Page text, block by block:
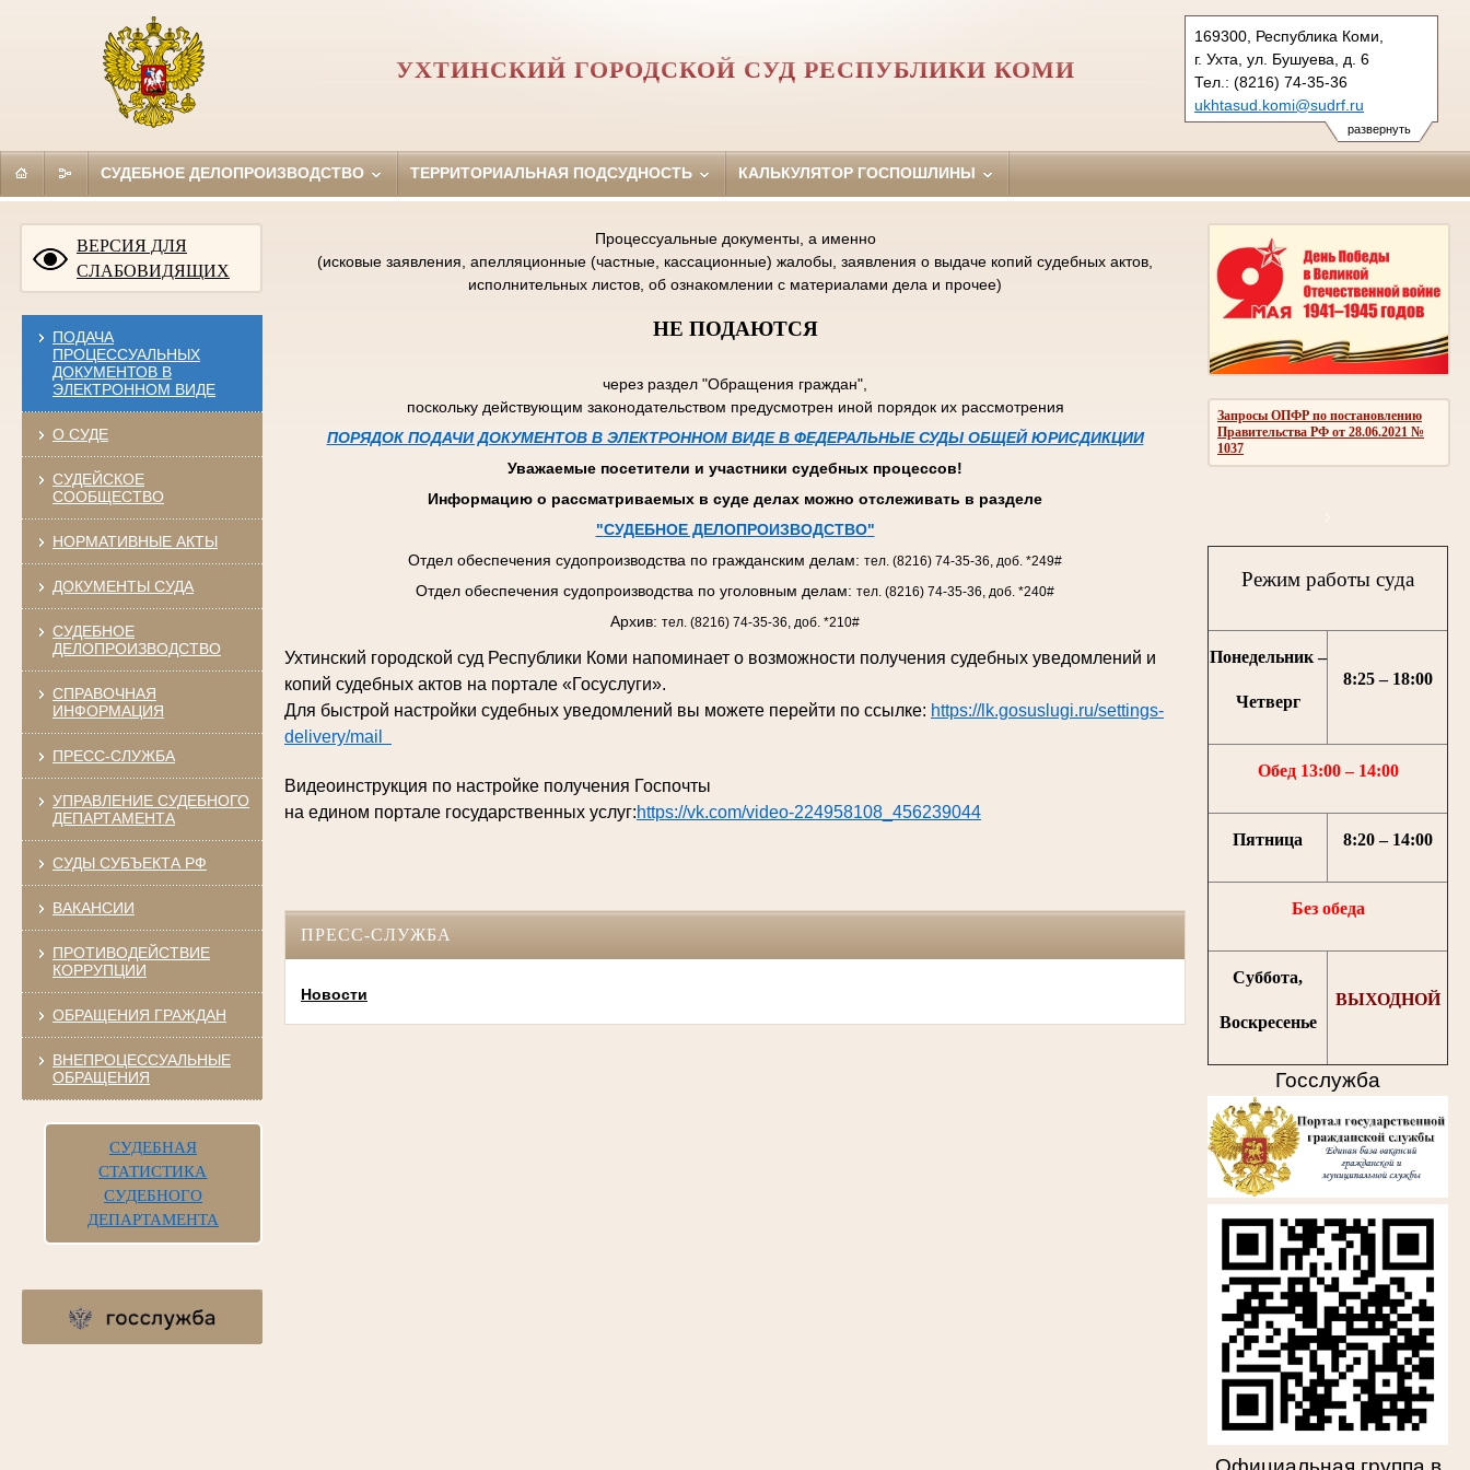
развернуть
169300, Республика Коми,
г. Ухта, ул. Бушуева, д. 6
Тел.: (8216) 74-35-36
ukhtasud.komi@sudrf.ru
схема проезда
УХТИНСКИЙ ГОРОДСКОЙ СУД РЕСПУБЛИКИ КОМИ
СУДЕБНОЕ ДЕЛОПРОИЗВОДСТВО ТЕРРИТОРИАЛЬНАЯ ПОДСУДНОСТЬ КАЛЬКУЛЯТОР ГОСПОШЛИНЫ
ВЕРСИЯ ДЛЯ
СЛАБОВИДЯЩИХ
ПОДАЧА
ПРОЦЕССУАЛЬНЫХ
ДОКУМЕНТОВ В
ЭЛЕКТРОННОМ ВИДЕ
О СУДЕ
СУДЕЙСКОЕ
СООБЩЕСТВО
НОРМАТИВНЫЕ АКТЫ
ДОКУМЕНТЫ СУДА
СУДЕБНОЕ
ДЕЛОПРОИЗВОДСТВО
СПРАВОЧНАЯ
ИНФОРМАЦИЯ
ПРЕСС-СЛУЖБА
УПРАВЛЕНИЕ СУДЕБНОГО
ДЕПАРТАМЕНТА
СУДЫ СУБЪЕКТА РФ
ВАКАНСИИ
ПРОТИВОДЕЙСТВИЕ
КОРРУПЦИИ
ОБРАЩЕНИЯ ГРАЖДАН
ВНЕПРОЦЕССУАЛЬНЫЕ
ОБРАЩЕНИЯ
СУДЕБНАЯ
СТАТИСТИКА
СУДЕБНОГО
ДЕПАРТАМЕНТА
Запросы ОПФР по постановлению
Правительства РФ от 28.06.2021 №
1037
Режим работы суда
Понедельник –
Четверг
8:25 – 18:00
Обед 13:00 – 14:00
Пятница 8:20 – 14:00
Без обеда
Суббота,
Воскресенье
ВЫХОДНОЙ
Госслужба
Процессуальные документы, а именно
(исковые заявления, апелляционные (частные, кассационные) жалобы, заявления о выдаче копий судебных актов,
исполнительных листов, об ознакомлении с материалами дела и прочее)
НЕ ПОДАЮТСЯ
через раздел "Обращения граждан",
поскольку действующим законодательством предусмотрен иной порядок их рассмотрения
ПОРЯДОК ПОДАЧИ ДОКУМЕНТОВ В ЭЛЕКТРОННОМ ВИДЕ В ФЕДЕРАЛЬНЫЕ СУДЫ ОБЩЕЙ ЮРИСДИКЦИИ
Уважаемые посетители и участники судебных процессов!
Информацию о рассматриваемых в суде делах можно отслеживать в разделе
"СУДЕБНОЕ ДЕЛОПРОИЗВОДСТВО"
Отдел обеспечения судопроизводства по гражданским делам: тел. (8216) 74-35-36, доб. *249#
Отдел обеспечения судопроизводства по уголовным делам: тел. (8216) 74-35-36, доб. *240#
Архив: тел. (8216) 74-35-36, доб. *210#
Ухтинский городской суд Республики Коми напоминает о возможности получения судебных уведомлений и
копий судебных актов на портале «Госуслуги».
Для быстрой настройки судебных уведомлений вы можете перейти по ссылке: https://lk.gosuslugi.ru/settings-
delivery/mail
Видеоинструкция по настройке получения Госпочты
на едином портале государственных услуг:https://vk.com/video-224958108_456239044
ПРЕСС-СЛУЖБА
Новости